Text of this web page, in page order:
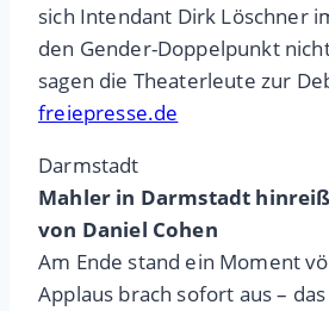
sich Intendant Dirk Löschner
den Gender-Doppelpunkt
sagen die Theaterleute zur
freiepresse.de
Darmstadt
Mahler in Darmstadt
von Daniel Cohen
Am Ende stand ein Moment
Applaus brach sofort aus –